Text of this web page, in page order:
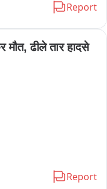
नियमों के कारण पहले कोई
है कि जल्द किसी एजेंसी को
जंगल में छोड़ा जाएगा।
Report
ढीले तार हादसे
Report